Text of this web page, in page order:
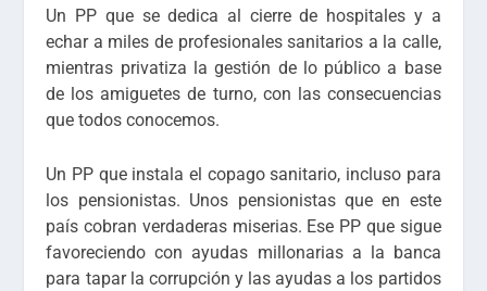
Un PP que se dedica al cierre de hospitales y a
echar a miles de profesionales sanitarios a la calle,
mientras privatiza la gestión de lo público a base
de los amiguetes de turno, con las consecuencias
que todos conocemos.
Un PP que instala el copago sanitario, incluso para
los pensionistas. Unos pensionistas que en este
país cobran verdaderas miserias. Ese PP que sigue
favoreciendo con ayudas millonarias a la banca
para tapar la corrupción y las ayudas a los partidos